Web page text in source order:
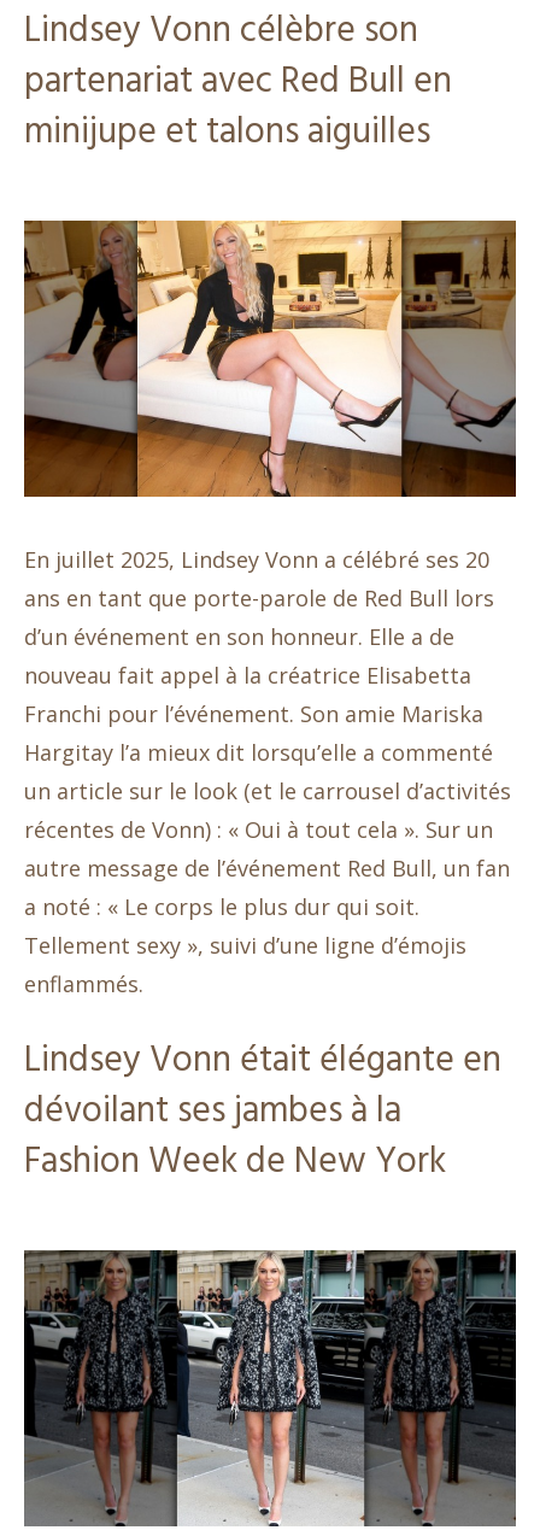
Lindsey Vonn célèbre son
partenariat avec Red Bull en
minijupe et talons aiguilles
En juillet 2025, Lindsey Vonn a célébré ses 20
ans en tant que porte-parole de Red Bull lors
d’un événement en son honneur. Elle a de
nouveau fait appel à la créatrice Elisabetta
Franchi pour l’événement. Son amie Mariska
Hargitay l’a mieux dit lorsqu’elle a commenté
un article sur le look (et le carrousel d’activités
récentes de Vonn) : « Oui à tout cela ». Sur un
autre message de l’événement Red Bull, un fan
a noté : « Le corps le plus dur qui soit.
Tellement sexy », suivi d’une ligne d’émojis
enflammés.
Lindsey Vonn était élégante en
dévoilant ses jambes à la
Fashion Week de New York